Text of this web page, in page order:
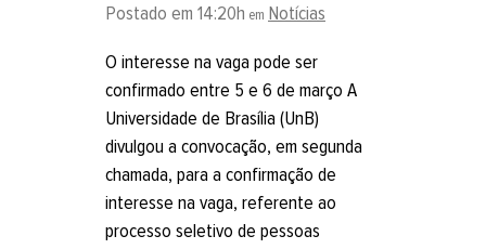
Postado em 14:20h em Notícias
O interesse na vaga pode ser
confirmado entre 5 e 6 de março A
Universidade de Brasília (UnB)
divulgou a convocação, em segunda
chamada, para a confirmação de
interesse na vaga, referente ao
processo seletivo de pessoas